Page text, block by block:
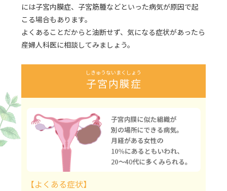
には子宮内膜症、子宮筋腫などといった病気が原因で起
こる場合もあります。
よくあることだからと油断せず、気になる症状があったら
産婦人科医に相談してみましょう。
子宮内膜症
しきゅうないまくしょう
【よくある症状】